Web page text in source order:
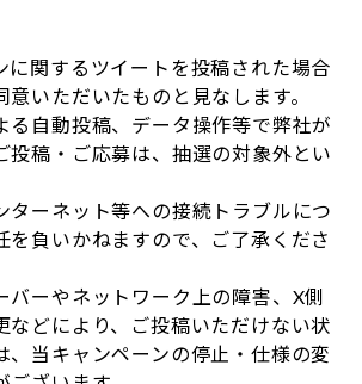
に関するツイートを投稿された場合
意いただいたものと見なします。
る自動投稿、データ操作等で弊社が
投稿・ご応募は、抽選の対象外とい
ターネット等への接続トラブルにつ
を負いかねますので、ご了承くださ
バーやネットワーク上の障害、X側
などにより、ご投稿いただけない状
、当キャンペーンの停止・仕様の変